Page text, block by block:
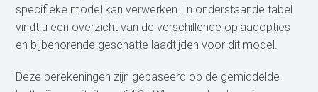
specifieke model kan verwerken. In onderstaande tabel
vindt u een overzicht van de verschillende oplaadopties
en bijbehorende geschatte laadtijden voor dit model.
Deze berekeningen zijn gebaseerd op de gemiddelde